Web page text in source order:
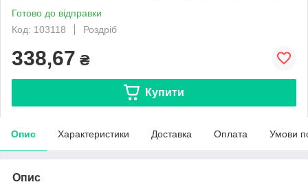
Готово до відправки
Код: 103118
Роздріб
338,67 ₴
Купити
Опис Характеристики Доставка Оплата Умови
Опис